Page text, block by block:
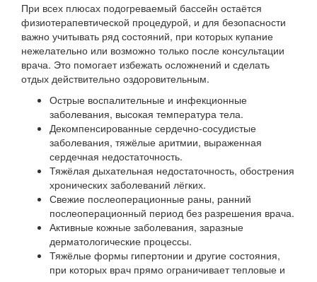
При всех плюсах подогреваемый бассейн остаётся
физиотерапевтической процедурой, и для безопасности
важно учитывать ряд состояний, при которых купание
нежелательно или возможно только после консультации
врача. Это помогает избежать осложнений и сделать
отдых действительно оздоровительным.
Острые воспалительные и инфекционные
заболевания, высокая температура тела.
Декомпенсированные сердечно‑сосудистые
заболевания, тяжёлые аритмии, выраженная
сердечная недостаточность.
Тяжёлая дыхательная недостаточность, обострения
хронических заболеваний лёгких.
Свежие послеоперационные раны, ранний
послеоперационный период без разрешения врача.
Активные кожные заболевания, заразные
дерматологические процессы.
Тяжёлые формы гипертонии и другие состояния,
при которых врач прямо ограничивает тепловые и